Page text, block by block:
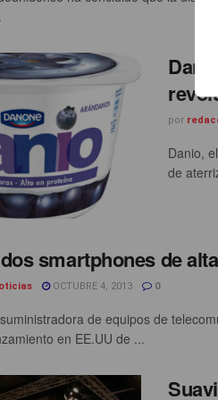
por
Danio,
de
smartphones de
OCTUBRE 4, 2013 0
de equipos de
en EE.UU de ...